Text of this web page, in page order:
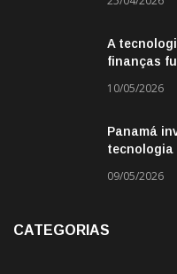
A
finanças
10/05/2026
Panamá
tecnologia
09/05/2026
CATEGORIAS